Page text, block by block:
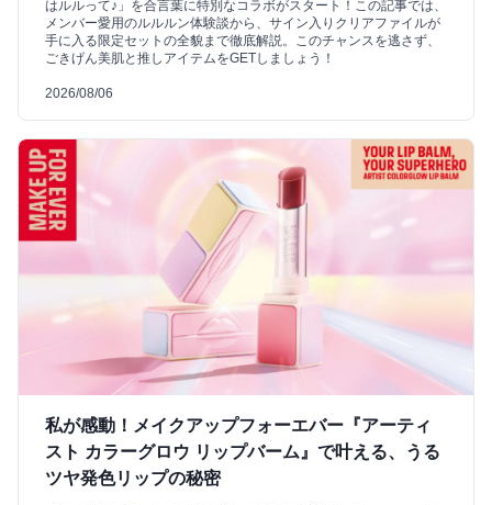
はルルって♪」を合言葉に特別なコラボがスタート！この記事では、
メンバー愛用のルルルン体験談から、サイン入りクリアファイルが
手に入る限定セットの全貌まで徹底解説。このチャンスを逃さず、
ごきげん美肌と推しアイテムをGETしましょう！
2026/08/06
私が感動！メイクアップフォーエバー『アーティ
スト カラーグロウ リップバーム』で叶える、うる
ツヤ発色リップの秘密